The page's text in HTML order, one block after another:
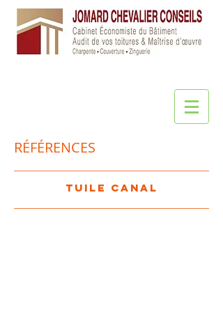
RÉFÉRENCES
tuile canal